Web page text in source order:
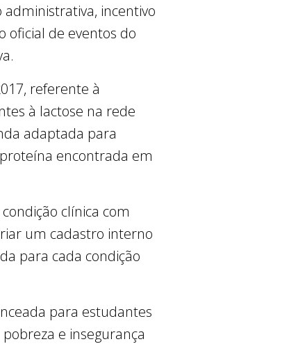
incentivo
oficial de eventos do
referente à
à lactose na rede
adaptada para
encontrada em
clínica com
um cadastro interno
para cada condição
para estudantes
e insegurança